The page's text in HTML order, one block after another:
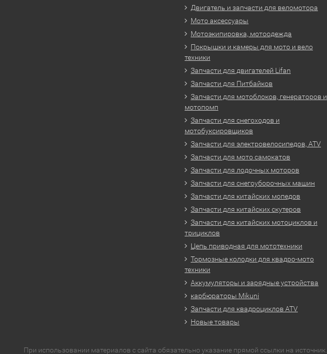
Двигатель и запчасти для веломотора
Мото аксессуары
Мотоэкипировка, мотоодежда
Покрышки и камеры для мото и вело
техники
Запчасти для двигателей Lifan
Запчасти для Питбайков
Запчасти для мотоблоков, генераторов и
мотопомп
Запчасти для снегоходов и
мотобуксировщиков
Запчасти для электровелосипедов, ATV
Запчасти для мото самокатов
Запчасти для лодочных моторов
Запчасти для снегоуборочных машин
Запчасти для китайских мопедов
Запчасти для китайских скутеров
Запчасти для китайских мотоциклов и
трициклов
Цепь приводная для мототехники
Тормозные колодки для квадро-мото
техники
Аккумуляторы и зарядные устройства
карбюраторы Mikuni
Запчасти для квадроциклов ATV
Новые товары
При использовании материалов с сайта обязательно указание прямой ссылки на источник.